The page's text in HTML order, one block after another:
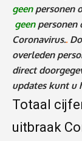
geenpersonen o
geenpersonen
Coronavirus..
overleden
direct
updates kunt u
Totaal
uitbraak